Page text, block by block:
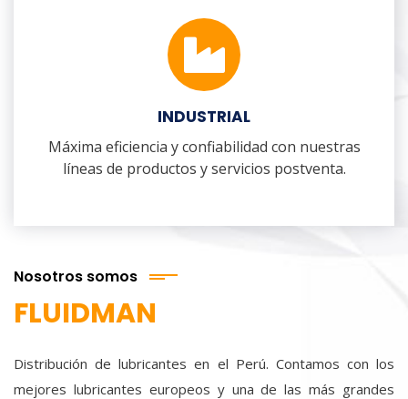
INDUSTRIAL
Máxima eficiencia y confiabilidad con nuestras
líneas de productos y servicios postventa.
Nosotros somos
FLUIDMAN
Distribución de lubricantes en el Perú. Contamos con los
mejores lubricantes europeos y una de las más grandes